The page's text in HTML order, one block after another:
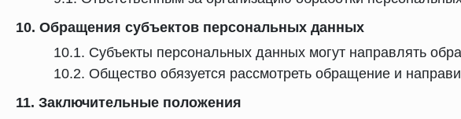
10. Обращения субъектов персональных данных
10.1. Субъекты персональных данных могут направлять
10.2. Общество обязуется рассмотреть обращение и
11. Заключительные положения